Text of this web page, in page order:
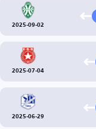
2025-09-02
2025-07-04
2025-06-29